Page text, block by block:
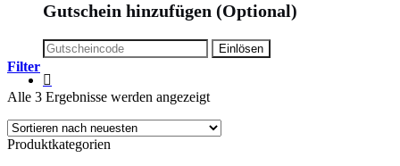
Gutschein hinzufügen (Optional)
Filter
Alle 3 Ergebnisse werden angezeigt
Produktkategorien